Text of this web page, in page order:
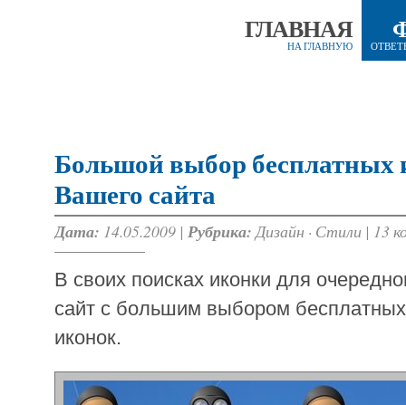
ГЛАВНАЯ
НА ГЛАВНУЮ
Большой выбор бесплатных
Вашего сайта
Дата: 14.05.2009 | Рубрика: Дизайн · Стили | 13
В своих поисках иконки для
сайт с большим выбором
иконок.